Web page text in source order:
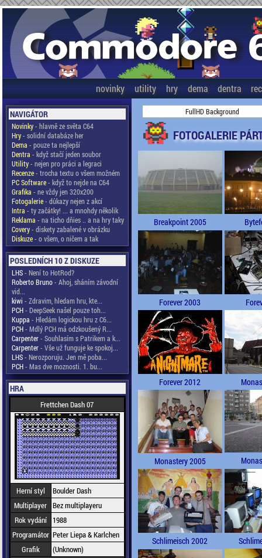
novinky utility hry dema dentra
NAVIGÁTOR
Novinky- hlavně ze světa C64
Hry- solidní databáze her
Dema - pouze ta nejlepší
Dentra - když stačí jeden soubor
Utility- nejen pro práci a legraci
Recenze- trocha textu o všem možném
PC Software- když to nejde na C64
Grafika - ne vždy jen 320x200
Fotogalerie- důkazy nejen z akcí
Intra - ty začátky! ... a mnohdy několik
Reklama - na ticho dňies .. a na hry taky
Covery- diskety zabalené v obrázku
Diskuze- o všem, o ničem a tak
POSLEDNÍCH 10 Z DISKUZE
LHS- Není to HotRod?
Roberto Bruno- Ahoj, sháním závodní
vid...
kiwi - Zdravim, hledam hru, kte...
PCH- DeepSeek našel pouze toh...
Kuppa - Hledám logickou hru z C6...
PCH- Mdlý PCH má odzkoušený R...
Carpenter- Souhlasím s Patrikem a k...
Carpenter- Vše už funguje ke spokoj...
LHS- Nerozporuju. Jen mě poba...
PCH- Mas dve moznosti. 1. bu...
HRA
Frettchen Dash 07
Herní styl
Boulder Dash
Multiplayer Bez multiplayeru
Rok vydání
1988
Programátor Peter Liepa & Karlchen
Grafik
(Unknown)
FullHD Background
FOTOGALERIE
Breakpoint 2005
Forever 2003
Forever 2012
Monastery 2005
Schlimeisch 2002